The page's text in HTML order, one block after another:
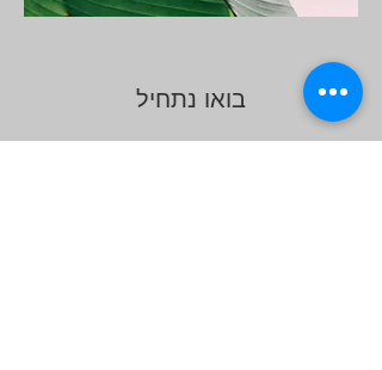
בואו נתחיל